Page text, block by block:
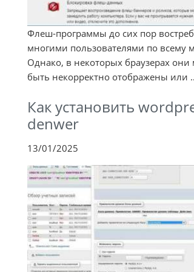
Флеш-программы до сих пор
многими пользователями по всему
Однако, в некоторых браузерах они
быть некорректно отображены или
Как установить
denwer
13/01/2025